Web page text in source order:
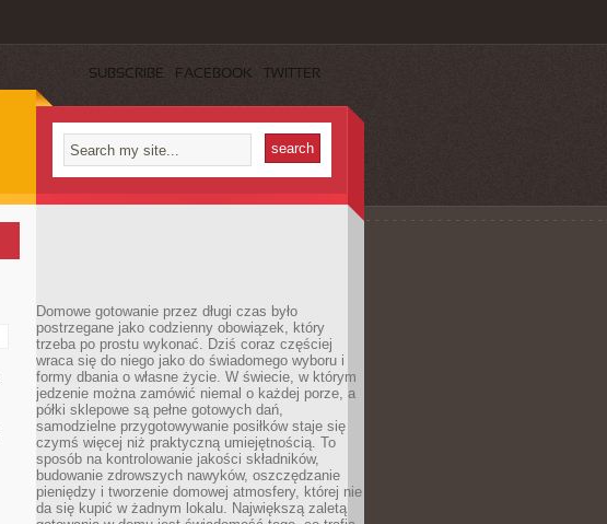
SUBSCRIBE FACEBOOK TWITTER
Domowe gotowanie przez długi czas było
postrzegane jako codzienny obowiązek, który
trzeba po prostu wykonać. Dziś coraz częściej
wraca się do niego jako do świadomego wyboru i
formy dbania o własne życie. W świecie, w którym
jedzenie można zamówić niemal o każdej porze, a
półki sklepowe są pełne gotowych dań,
samodzielne przygotowywanie posiłków staje się
czymś więcej niż praktyczną umiejętnością. To
sposób na kontrolowanie jakości składników,
budowanie zdrowszych nawyków, oszczędzanie
pieniędzy i tworzenie domowej atmosfery, której nie
da się kupić w żadnym lokalu. Największą zaletą